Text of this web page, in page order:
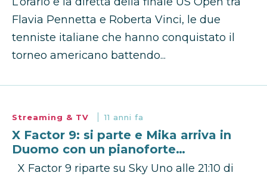
Flavia Pennetta e Roberta Vinci, le due
tenniste italiane che hanno conquistato il
torneo americano battendo...
Streaming & TV 11 anni fa
X Factor 9: si parte e Mika arriva in
Duomo con un pianoforte…
X Factor 9 riparte su Sky Uno alle 21:10 di